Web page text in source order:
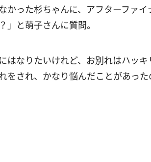
かった杉ちゃんに、アフターファ
」と萌子さんに質問。
にはなりたいけれど、お別れはハッ
をされ、かなり悩んだことがあった